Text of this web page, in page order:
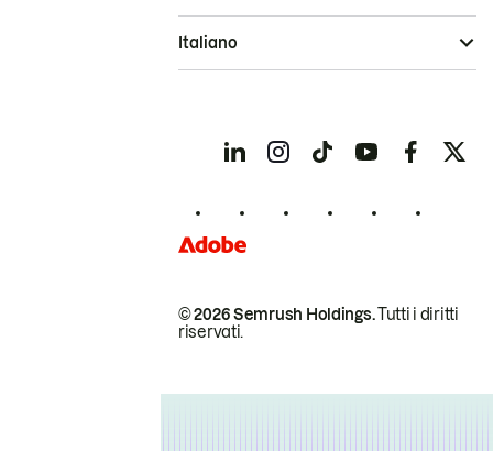
© 2026 Semrush Holdings.Tutti i diritti
riservati.
Italiano